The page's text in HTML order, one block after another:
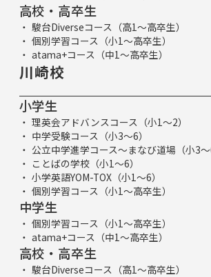
高校・高卒生
駿台Diverseコース（高1～高卒生）
個別学習コース（小1～高卒生）
atama+コース（中1～高卒生）
川崎校
小学生
理英会アドバンスコース（小1～2）
中学受験コース（小3～6）
公立中学進学コース～まなび道場（小3～
ことばの学校（小1～6）
小学英語YOM-TOX（小1～6）
個別学習コース（小1～高卒生）
中学生
個別学習コース（小1～高卒生）
atama+コース（中1～高卒生）
高校・高卒生
駿台Diverseコース（高1～高卒生）